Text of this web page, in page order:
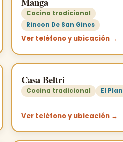
Cocina tradicional
Rincon De San Gines
Ver teléfono y ubicación →
Casa Beltri
Cocina tradicional El Plan
Ver teléfono y ubicación →